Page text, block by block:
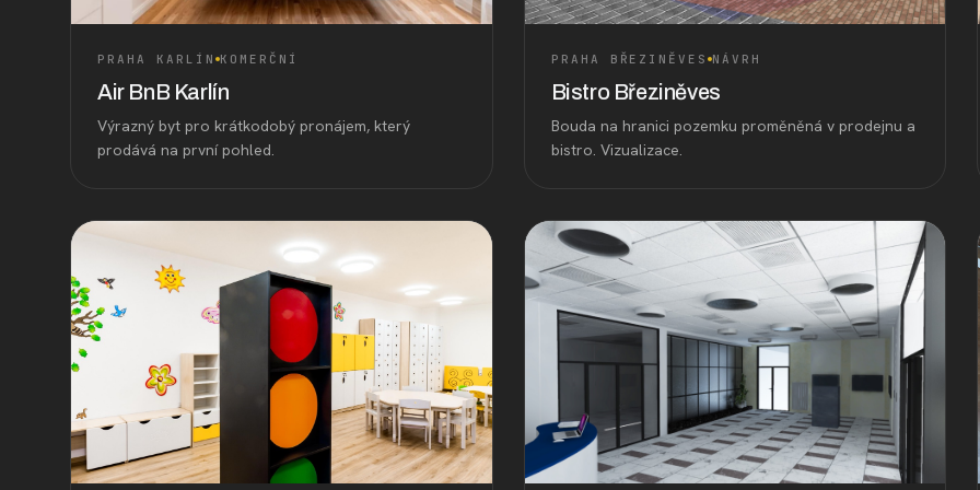
PRAHA KARLÍN KOMERČNÍ
Air BnB Karlín
Výrazný byt pro krátkodobý pronájem, který
prodává na první pohled.
PRAHA BŘEZINĚVES NÁVRH
Bistro Březiněves
Bouda na hranici pozemku proměněná v prodejnu a
bistro. Vizualizace.